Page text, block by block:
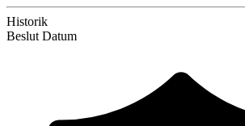
Historik
Beslut Datum